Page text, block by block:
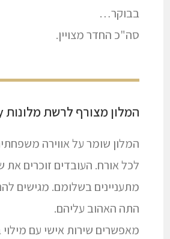
בבוקר…
סה"כ החדר מצויין.
המלון מצורף לרשת מלונות Biografy
המלון שומר על אווירה
לכל אורח. העובדים זוכרים את
מתעניינים בשלומם. מגישים
התה האהוב עליהם.
מאפשרים שירות אישי עם